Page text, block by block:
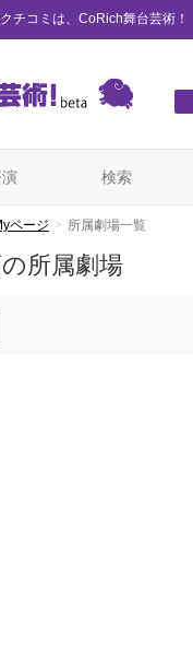
チコミは、CoRich舞台芸術！
検索
ページ 所属劇場一覧
所属劇場